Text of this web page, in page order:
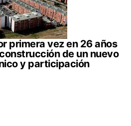
primera vez en 26 años
de un nuevo
y participación